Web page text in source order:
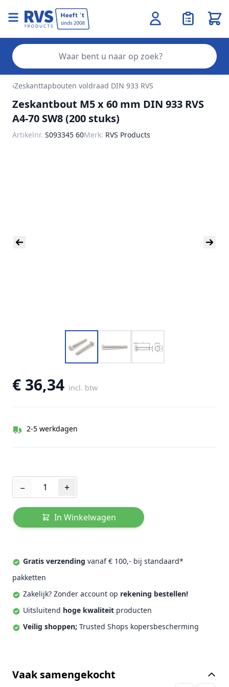
Ga naar de inhoud
‹Zeskanttapbouten voldraad DIN 933 RVS
Zeskantbout M5 x 60 mm DIN 933 RVS
A4-70 SW8 (200 stuks)
Artikelnr. S093345 60Merk: RVS Products
€ 36,34 incl. btw
2-5 werkdagen
− +
In Winkelwagen
Gratis verzending vanaf € 100,- bij standaard*
pakketten
Zakelijk? Zonder account op rekening bestellen!
Uitsluitend hoge kwaliteit producten
Veilig shoppen; Trusted Shops kopersbescherming
Vaak samengekocht